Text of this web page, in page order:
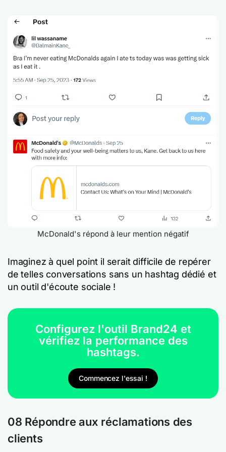
McDonald's répond à leur mention négatif
Imaginez à quel point il serait difficile de repérer
de telles conversations sans un hashtag dédié et
un outil d'écoute sociale !
Configurez l'outil Brand24 et
vérifiez la performance des
hashtags.
Commencez l'essai !
08 Répondre aux réclamations des
clients